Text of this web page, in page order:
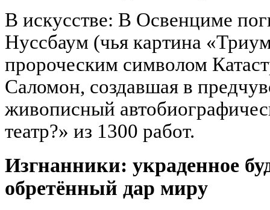
В искусстве: В Освенциме
Нуссбаум (чья картина
пророческим символом
Саломон, создавшая в
живописный
театр?» из 1300 работ.
Изгнанники: украденное
обретённый дар миру